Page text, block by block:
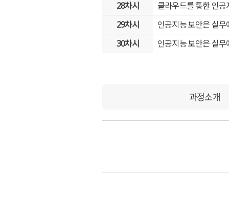
28차시
클라우드를 통한 인
29차시
인공지능 보안은 실
30차시
인공지능 보안은 실
과정소개